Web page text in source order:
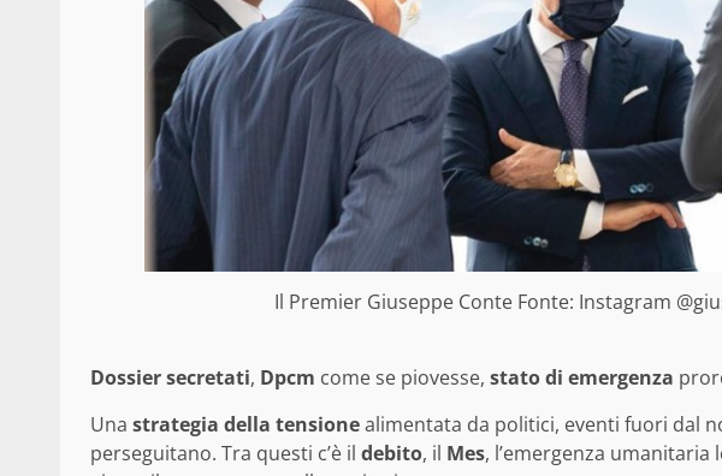
Il Premier Giuseppe Conte Fonte: Instagram
Dossier secretati, Dpcm come se piovesse, stato di emergenza
Una strategia della tensionealimentata da politici, eventi fuori dal
perseguitano. Tra questi c’è il debito, il Mes, l’emergenza umanitaria